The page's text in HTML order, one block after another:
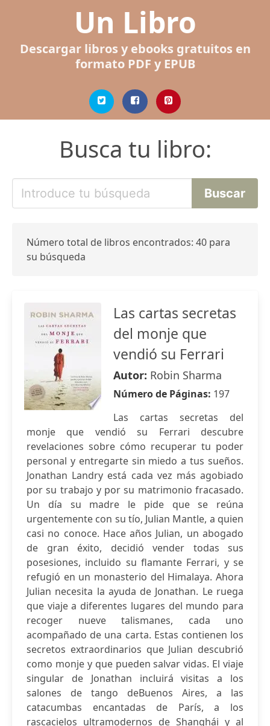
Un Libro
Descargar libros y ebooks gratuitos en
formato PDF y EPUB
Busca tu libro:
Número total de libros encontrados: 40 para
su búsqueda
Las cartas secretas
del monje que
vendió su Ferrari
Autor: Robin Sharma
Número de Páginas: 197
Las cartas secretas del
monje que vendió su Ferrari descubre
revelaciones sobre cómo recuperar tu poder
personal y entregarte sin miedo a tus sueños.
Jonathan Landry está cada vez más agobiado
por su trabajo y por su matrimonio fracasado.
Un día su madre le pide que se reúna
urgentemente con su tío, Julian Mantle, a quien
casi no conoce. Hace años Julian, un abogado
de gran éxito, decidió vender todas sus
posesiones, incluido su flamante Ferrari, y se
refugió en un monasterio del Himalaya. Ahora
Julian necesita la ayuda de Jonathan. Le ruega
que viaje a diferentes lugares del mundo para
recoger nueve talismanes, cada uno
acompañado de una carta. Estas contienen los
secretos extraordinarios que Julian descubrió
como monje y que pueden salvar vidas. El viaje
singular de Jonathan incluirá visitas a los
salones de tango deBuenos Aires, a las
catacumbas encantadas de París, a los
rascacielos ultramodernos de Shanghái y al